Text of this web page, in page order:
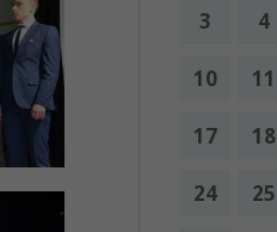
3 4
10 11
17 18
24 25